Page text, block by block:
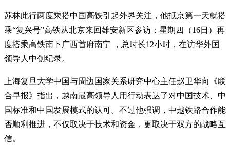
苏林此行两度乘搭中国高铁引起外界关注，他抵京第一天就搭
乘“复兴号”高铁从北京来回雄安新区参访；星期四（16日）再
度搭乘高铁南下广西首府南宁 ，总时长12小时，在访华外国
领导人中创纪录。
上海复旦大学中国与周边国家关系研究中心主任赵卫华向《联
合早报》指出，越南最高领导人用行动表达了对中国技术、中
国标准和中国发展模式的认可。不过他强调，中越铁路合作能
否顺利推进，不仅取决于技术和资金，更取决于双方的战略互
信。